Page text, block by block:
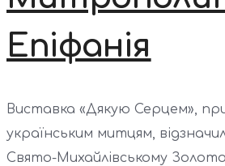
Епіфанія
Виставка «Дякую Серцем»,
українським митцям,
Свято-Михайлівському